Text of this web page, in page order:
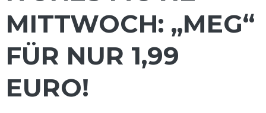
MITTWOCH: „MEG“
FÜR NUR 1,99
EURO!